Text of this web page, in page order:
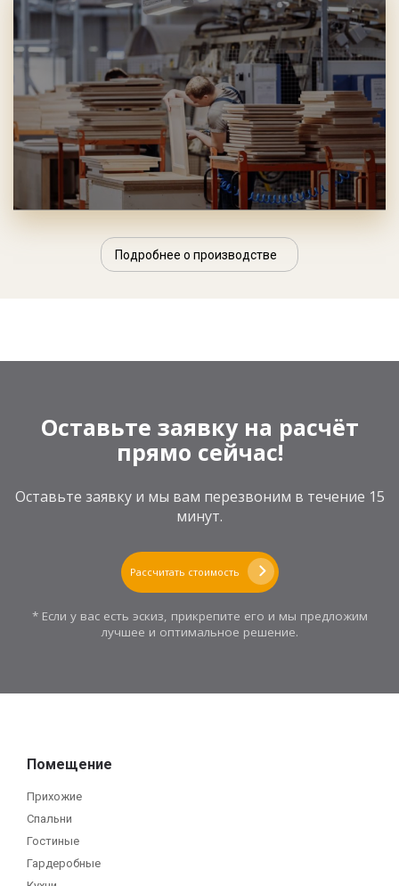
Подробнее о производстве
Оставьте заявку на расчёт
прямо сейчас!
Оставьте заявку и мы вам перезвоним в течение 15
минут.
Рассчитать стоимость
* Если у вас есть эскиз, прикрепите его и мы предложим
лучшее и оптимальное решение.
Помещение
Прихожие
Спальни
Гостиные
Гардеробные